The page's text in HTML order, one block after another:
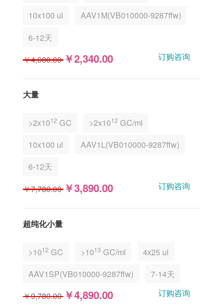
10x100 ul
AAV1M(VB010000-9287ffw)
6-12天
￥4,680.00 ￥2,340.00 订购咨询
大量
>2x1012 GC >2x1012 GC/ml
10x100 ul
AAV1L(VB010000-9287ffw)
6-12天
￥7,780.00 ￥3,890.00 订购咨询
超纯化小量
>1012 GC >1013 GC/ml
4x25 ul
AAV1SP(VB010000-9287ffw)
7-14天
￥9,780.00 ￥4,890.00 订购咨询